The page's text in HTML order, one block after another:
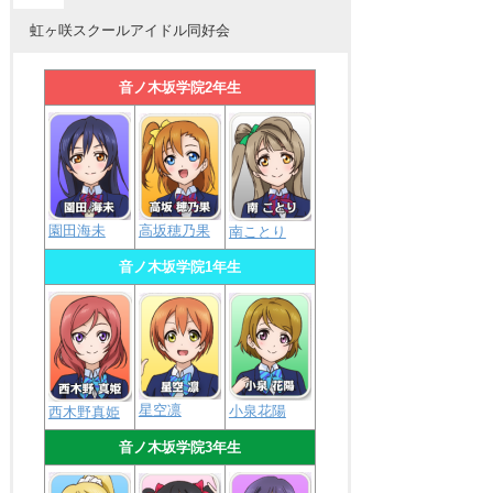
虹ヶ咲スクールアイドル同好会
音ノ木坂学院2年生
園田海未 高坂穂乃果 南ことり
音ノ木坂学院1年生
西木野真姫 星空凛 小泉花陽
音ノ木坂学院3年生